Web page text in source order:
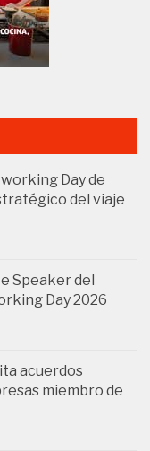
Day de
del viaje
Speaker del
Day 2026
acuerdos
miembro de